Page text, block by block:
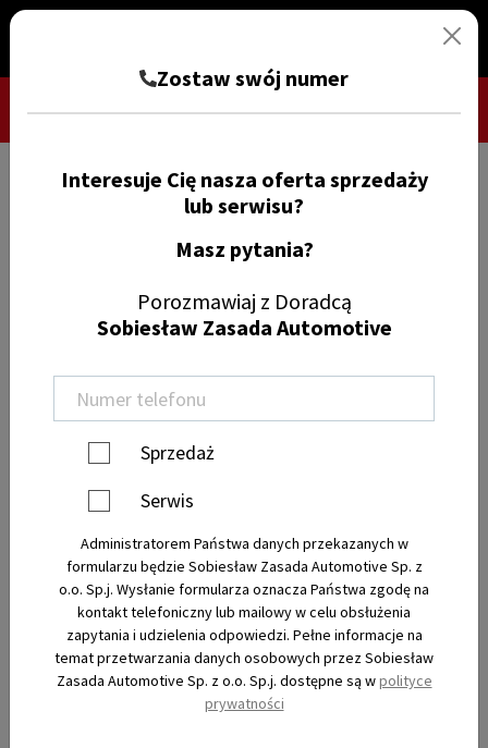
TRYB CIEMNY ZGŁOŚ SZKODĘ
Mercedes-Benz
samochody dostawcze
Nowe
Używane
Elektryczne
Zostaw swój numer
Interesuje Cię nasza oferta sprzedaży
lub serwisu?
Masz pytania?
Porozmawiaj z Doradcą
Sobiesław Zasada Automotive
Sprzedaż
Serwis
Administratorem Państwa danych przekazanych w
formularzu będzie Sobiesław Zasada Automotive Sp. z
o.o. Sp.j. Wysłanie formularza oznacza Państwa zgodę na
kontakt telefoniczny lub mailowy w celu obsłużenia
zapytania i udzielenia odpowiedzi. Pełne informacje na
temat przetwarzania danych osobowych przez Sobiesław
Zasada Automotive Sp. z o.o. Sp.j. dostępne są wpolityce
prywatności